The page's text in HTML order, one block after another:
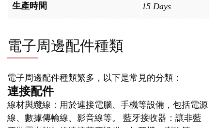
生產時間 15 Days
電子周邊配件種類
電子周邊配件種類繁多，以下是常見的分類：
連接配件
線材與纜線：用於連接電腦、手機等設備，包括電源
線、數據傳輸線、影音線等。 藍牙接收器：讓非藍